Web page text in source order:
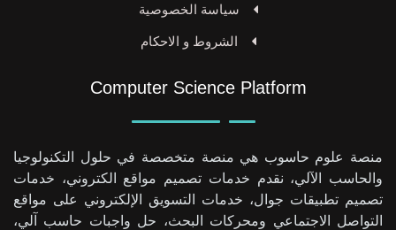
Computer Science Platform
منصة علوم حاسوب هي منصة متخصصة في حلول التكنولوجيا
والحاسب الآلي، نقدم خدمات تصميم مواقع الكتروني، خدمات
تصميم تطبيقات جوال، خدمات التسويق الإلكتروني على مواقع
التواصل الاجتماعي ومحركات البحث، حل واجبات حاسب آلي،
سياسة الخصوصية
الشروط و الاحكام